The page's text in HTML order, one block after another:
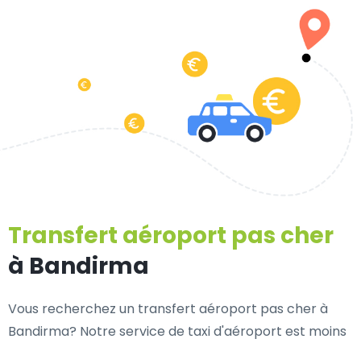
Transfert aéroport pas cher
à Bandirma
Vous recherchez un transfert aéroport pas cher à
Bandirma? Notre service de taxi d'aéroport est moins